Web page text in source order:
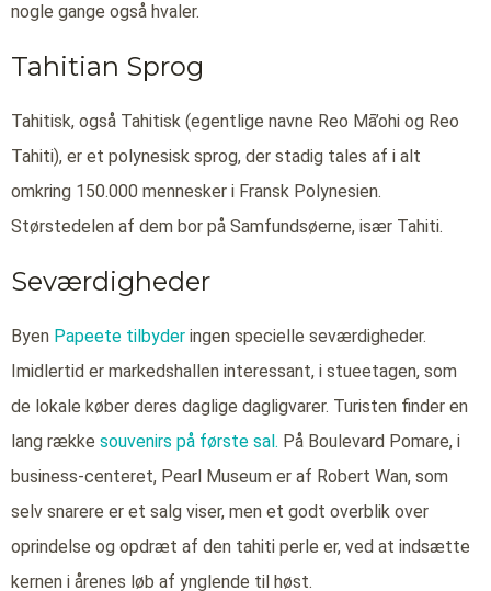
nogle gange også hvaler.
Tahitian Sprog
Tahitisk, også Tahitisk (egentlige navne Reo Mā’ohi og Reo
Tahiti), er et polynesisk sprog, der stadig tales af i alt
omkring 150.000 mennesker i Fransk Polynesien.
Størstedelen af dem bor på Samfundsøerne, især Tahiti.
Seværdigheder
Byen Papeete tilbyder ingen specielle seværdigheder.
Imidlertid er markedshallen interessant, i stueetagen, som
de lokale køber deres daglige dagligvarer. Turisten finder en
lang række souvenirs på første sal. På Boulevard Pomare, i
business-centeret, Pearl Museum er af Robert Wan, som
selv snarere er et salg viser, men et godt overblik over
oprindelse og opdræt af den tahiti perle er, ved at indsætte
kernen i årenes løb af ynglende til høst.